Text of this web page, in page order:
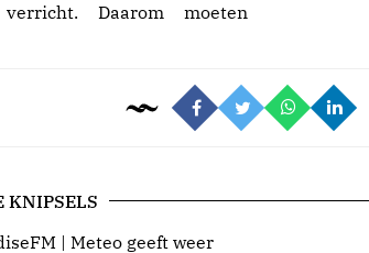
verricht. Daarom moeten
KNIPSELS
| Meteo geeft weer